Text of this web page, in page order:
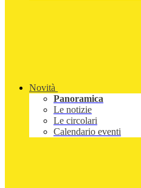
Novità
Panoramica
Le notizie
Le circolari
Calendario eventi